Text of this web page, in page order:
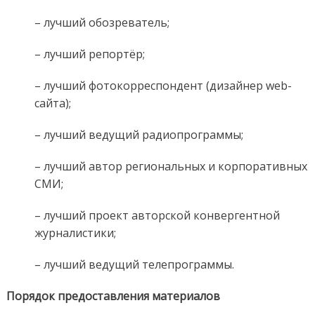
– лучший обозреватель;
– лучший репортёр;
– лучший фотокорреспондент (дизайнер web-
сайта);
– лучший ведущий радиопрограммы;
– лучший автор региональных и корпоративных
СМИ;
– лучший проект авторской конвергентной
журналистики;
– лучший ведущий телепрограммы.
Порядок предоставления материалов